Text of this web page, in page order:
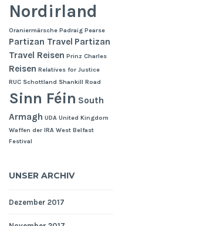
Nordirland
Oraniermärsche Padraig Pearse
Partizan Travel Partizan
Travel Reisen Prinz Charles
Reisen Relatives for Justice
RUC Schottland Shankill Road
Sinn Féin South
Armagh UDA United Kingdom
Waffen der IRA West Belfast
Festival
UNSER ARCHIV
Dezember 2017